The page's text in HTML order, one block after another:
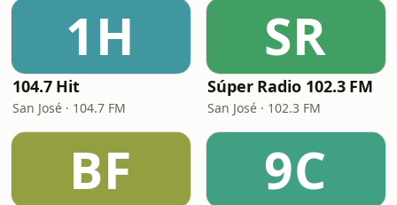
1H
104.7 Hit
San José · 104.7 FM
SR
Súper Radio 102.3 FM
San José · 102.3 FM
BF 9C